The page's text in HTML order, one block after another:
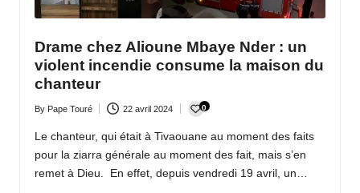
Drame chez Alioune Mbaye Nder : un
violent incendie consume la maison du
chanteur
Posted
by
By Pape Touré 22 avril 2024 0
Le chanteur, qui était à Tivaouane au moment des faits
pour la ziarra générale au moment des fait, mais s’en
remet à Dieu. En effet, depuis vendredi 19 avril, un…